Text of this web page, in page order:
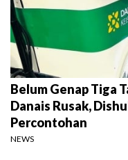
Belum Genap Tiga
Danais Rusak,
Percontohan
NEWS